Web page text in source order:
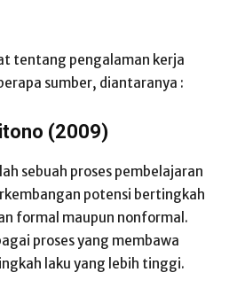
tentang pengalaman kerja
sumber, diantaranya :
(2009)
sebuah proses pembelajaran
potensi bertingkah
formal maupun nonformal.
proses yang membawa
laku yang lebih tinggi.